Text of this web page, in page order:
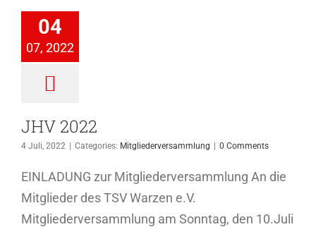
04
07, 2022
2022
JHV 2022
4 Juli, 2022 Categories: Mitgliederversammlung 0 Comments
EINLADUNG zur Mitgliederversammlung An die
Mitglieder des TSV Warzen e.V.
Mitgliederversammlung am Sonntag, den 10.Juli